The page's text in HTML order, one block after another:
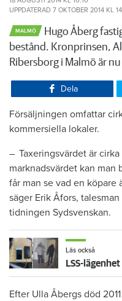
UPPDATERAD 7 OKTOBER 2014 KL
MALMÖ
Hugo Åberg
bestånd. Kronprinsen,
Ribersborg i Malmö är
Dela
Försäljningen omfattar
kommersiella lokaler.
– Taxeringsvärdet är
marknadsvärdet kan man
får man se vad en köpare
säger Erik Åfors,
tidningen Sydsvenskan.
Läs också
Efter Ulla Åbergs död